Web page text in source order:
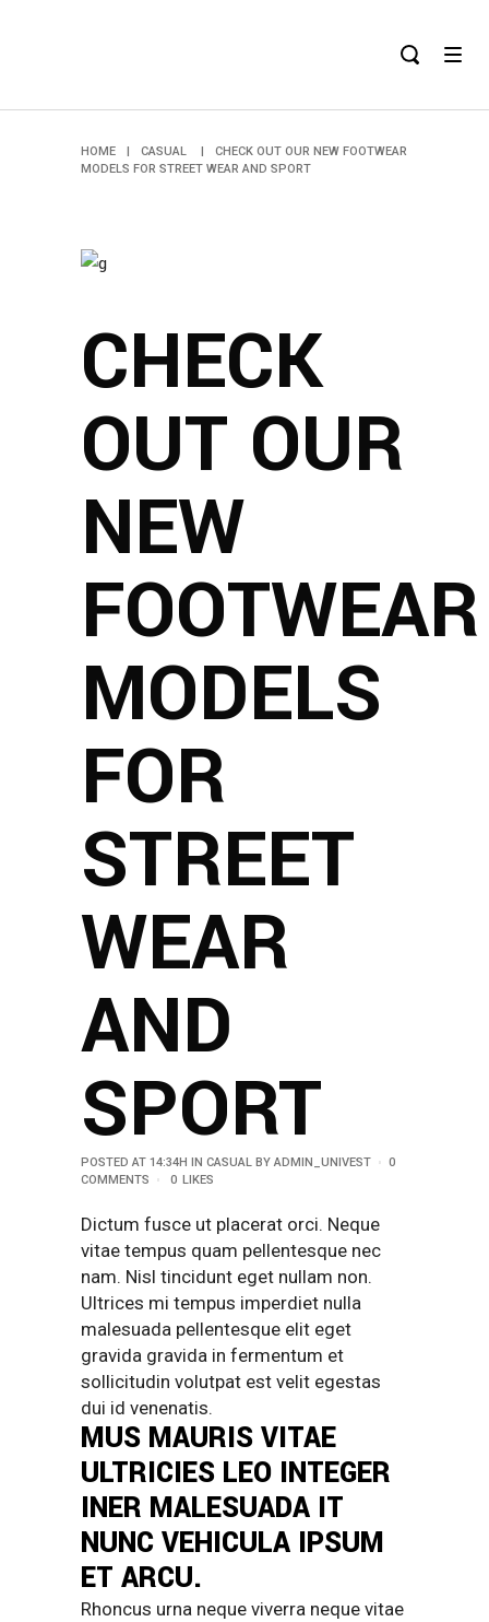
HOME | CASUAL |
CHECK OUT OUR NEW FOOTWEAR
MODELS FOR STREET WEAR AND SPORT
CHECK
OUT OUR
NEW
FOOTWEAR
MODELS
FOR
STREET
WEAR
AND
SPORT
POSTED AT 14:34H IN CASUAL BY ADMIN_UNIVEST
0
COMMENTS
0 LIKES
Dictum fusce ut placerat orci. Neque
vitae tempus quam pellentesque nec
nam. Nisl tincidunt eget nullam non.
Ultrices mi tempus imperdiet nulla
malesuada pellentesque elit eget
gravida gravida in fermentum et
sollicitudin volutpat est velit egestas
dui id venenatis.
MUS MAURIS VITAE
ULTRICIES LEO INTEGER
INER MALESUADA IT
NUNC VEHICULA IPSUM
ET ARCU.
Rhoncus urna neque viverra neque vitae